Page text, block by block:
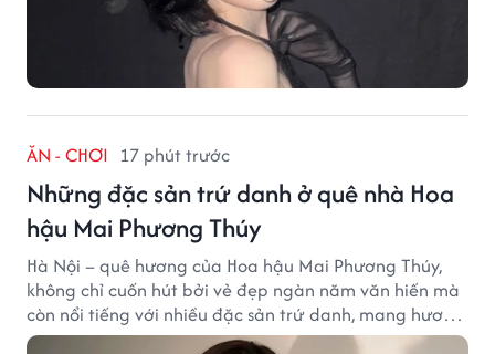
ĂN - CHƠI 17 phút trước
Những đặc sản trứ danh ở quê nhà Hoa
hậu Mai Phương Thúy
Hà Nội – quê hương của Hoa hậu Mai Phương Thúy,
không chỉ cuốn hút bởi vẻ đẹp ngàn năm văn hiến mà
còn nổi tiếng với nhiều đặc sản trứ danh, mang hương
vị tinh tế và đậm đà bản sắc đất kinh kỳ.